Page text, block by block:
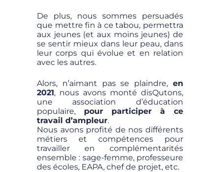
De plus, nous sommes persuadés
que mettre fin à ce tabou, permettra
aux jeunes (et aux moins jeunes) de
se sentir mieux dans leur peau, dans
leur corps qui évolue et en relation
avec les autres.
Alors, n’aimant pas se plaindre, en
2021, nous avons monté disQutons,
une association d’éducation
populaire, pour participer à ce
travail d’ampleur.
Nous avons profité de nos différents
métiers et compétences pour
travailler en complémentarités
ensemble : sage-femme, professeure
des écoles, EAPA, chef de projet, etc.